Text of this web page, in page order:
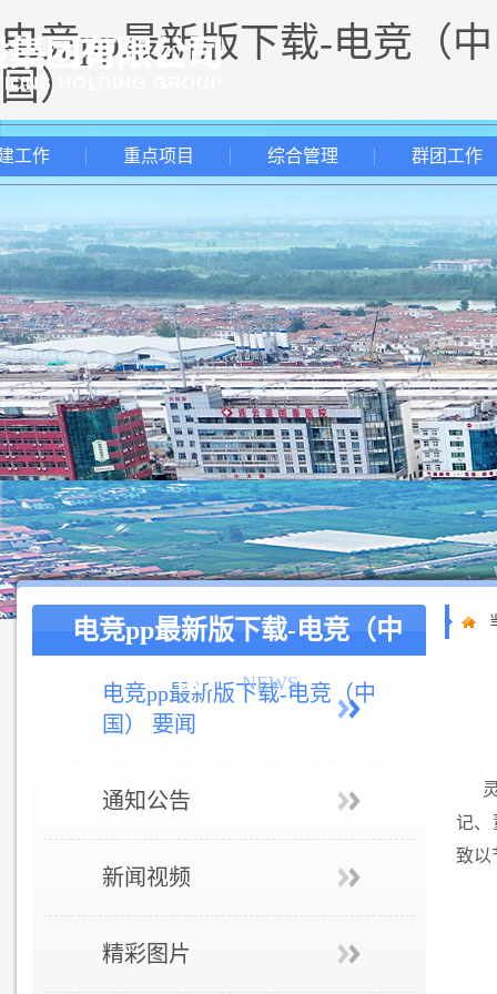
电竞pp最新版下载-电竞（中
国）
工作 重点项目 综合管理 群团工作
电竞pp最新版下载-电竞（中
国） NEWS
电竞pp最新版下载-电竞（中
国） 要闻
通知公告
新闻视频
精彩图片
记、
致以